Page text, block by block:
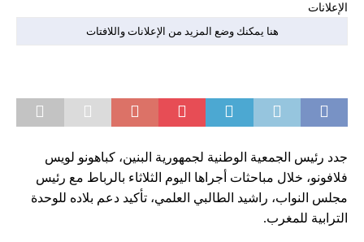
الإعلانات
هنا يمكنك وضع المزيد من الإعلانات واللافتات
جدد رئيس الجمعية الوطنية لجمهورية البنين، كباهونو لويس
فلافونو، خلال مباحثات أجراها اليوم الثلاثاء بالرباط مع رئيس
مجلس النواب، راشيد الطالبي العلمي، تأكيد دعم بلاده للوحدة
الترابية للمغرب.